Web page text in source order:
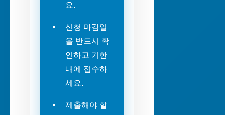
요.
신청 마감일
을 반드시 확
인하고 기한
내에 접수하
세요.
제출해야 할